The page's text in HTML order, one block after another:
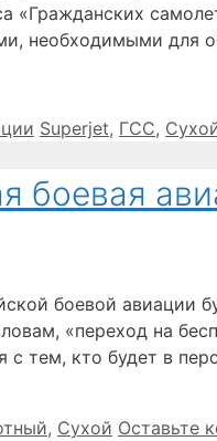
«Гражданских
необходимыми для
Метки
Superjet, ГСС,
боевая
боевой авиации
«переход на
с тем, кто будет в
, Сухой Оставьте